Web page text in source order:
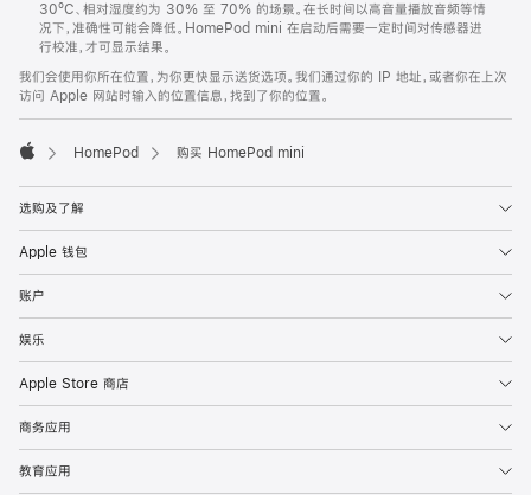
30ºC、相对湿度约为 30% 至 70% 的场景。在长时间以高音量播放音频等情
况下，准确性可能会降低。HomePod mini 在启动后需要一定时间对传感器进
行校准，才可显示结果。
我们会使用你所在位置，为你更快显示送货选项。我们通过你的 IP 地址，或者你在上次
访问 Apple 网站时输入的位置信息，找到了你的位置。
HomePod 购买 HomePod mini
选购及了解
Apple 钱包
账户
娱乐
Apple Store 商店
商务应用
教育应用